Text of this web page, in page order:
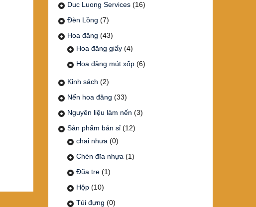
Duc Luong Services (16)
Đèn Lồng (7)
Hoa đăng (43)
Hoa đăng giấy (4)
Hoa đăng mút xốp (6)
Kinh sách (2)
Nến hoa đăng (33)
Nguyên liệu làm nến (3)
Sản phẩm bán sỉ (12)
chai nhựa (0)
Chén đĩa nhựa (1)
Đũa tre (1)
Hộp (10)
Túi đựng (0)